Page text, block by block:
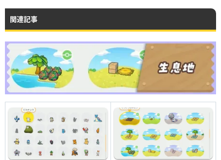
関連記事